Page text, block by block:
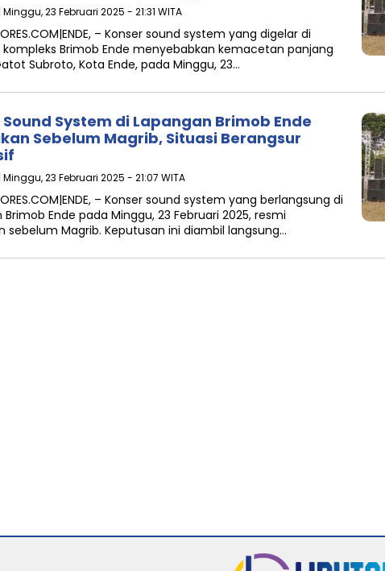
| Minggu, 23 Februari 2025 - 21:31 WITA
– Konser sound system yang digelar di
Brimob Ende menyebabkan kemacetan panjang
Subroto, Kota Ende, pada Minggu, 23…
Sound System di Lapangan Brimob Ende
Sebelum Magrib, Situasi Berangsur
| Minggu, 23 Februari 2025 - 21:07 WITA
– Konser sound system yang berlangsung di
Brimob Ende pada Minggu, 23 Februari 2025, resmi
sebelum Magrib. Keputusan ini diambil langsung…